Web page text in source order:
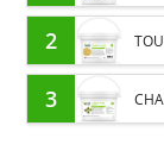
2
3